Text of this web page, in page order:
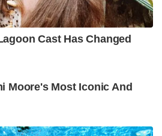
നൽകിയത് റാണയുടെ
11 ആക്രമണത്തിൽ
സംബന്ധിച്ച നിർണായക
റാണയുടെ വിചാരണയിൽ
പ്രതീക്ഷ.
to India today